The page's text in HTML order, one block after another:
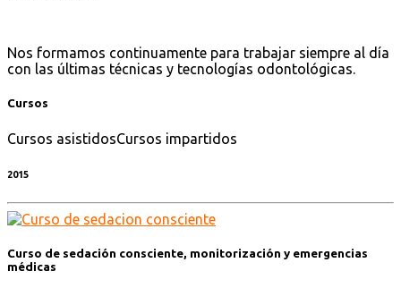
Nos formamos continuamente para trabajar siempre al día
con las últimas técnicas y tecnologías odontológicas.
Cursos
Cursos asistidosCursos impartidos
2015
Curso de sedación consciente, monitorización y emergencias
médicas